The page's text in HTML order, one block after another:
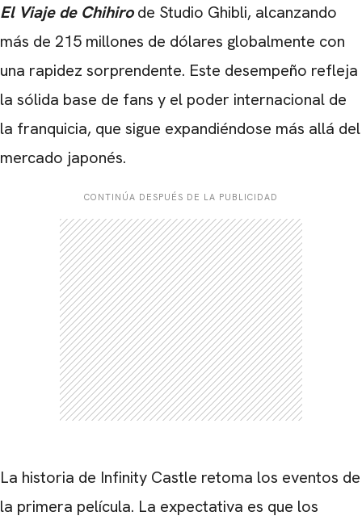
El Viaje de Chihiro de Studio Ghibli, alcanzando
más de 215 millones de dólares globalmente con
una rapidez sorprendente. Este desempeño refleja
la sólida base de fans y el poder internacional de
la franquicia, que sigue expandiéndose más allá del
mercado japonés.
CONTINÚA DESPUÉS DE LA PUBLICIDAD
La historia de Infinity Castle retoma los eventos de
la primera película. La expectativa es que los
CARREGANDO PUBLICIDADE